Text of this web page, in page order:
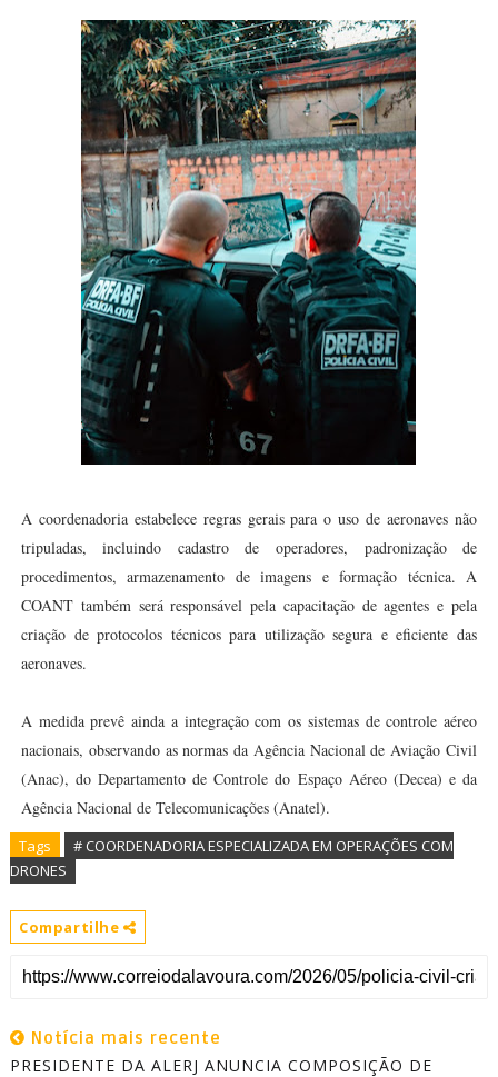
A coordenadoria estabelece regras gerais para o uso de aeronaves não
tripuladas, incluindo cadastro de operadores, padronização de
procedimentos, armazenamento de imagens e formação técnica. A
COANT também será responsável pela capacitação de agentes e pela
criação de protocolos técnicos para utilização segura e eficiente das
aeronaves.
A medida prevê ainda a integração com os sistemas de controle aéreo
nacionais, observando as normas da Agência Nacional de Aviação Civil
(Anac), do Departamento de Controle do Espaço Aéreo (Decea) e da
Agência Nacional de Telecomunicações (Anatel).
Tags
# COORDENADORIA ESPECIALIZADA EM OPERAÇÕES COM
DRONES
Compartilhe
Notícia mais recente
PRESIDENTE DA ALERJ ANUNCIA COMPOSIÇÃO DE